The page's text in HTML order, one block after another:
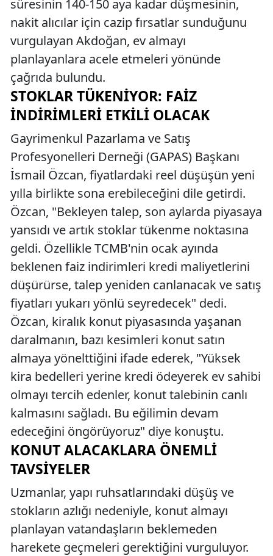
süresinin 140-150 aya kadar düşmesinin,
nakit alıcılar için cazip fırsatlar sunduğunu
vurgulayan Akdoğan, ev almayı
planlayanlara acele etmeleri yönünde
çağrıda bulundu.
STOKLAR TÜKENIYOR: FAIZ
İNDIRIMLERI ETKILI OLACAK
Gayrimenkul Pazarlama ve Satış
Profesyonelleri Derneği (GAPAS) Başkanı
İsmail Özcan, fiyatlardaki reel düşüşün yeni
yılla birlikte sona erebileceğini dile getirdi.
Özcan, "Bekleyen talep, son aylarda piyasaya
yansıdı ve artık stoklar tükenme noktasına
geldi. Özellikle TCMB'nin ocak ayında
beklenen faiz indirimleri kredi maliyetlerini
düşürürse, talep yeniden canlanacak ve satış
fiyatları yukarı yönlü seyredecek" dedi.
Özcan, kiralık konut piyasasında yaşanan
daralmanın, bazı kesimleri konut satın
almaya yönelttiğini ifade ederek, "Yüksek
kira bedelleri yerine kredi ödeyerek ev sahibi
olmayı tercih edenler, konut talebinin canlı
kalmasını sağladı. Bu eğilimin devam
edeceğini öngörüyoruz" diye konuştu.
KONUT ALACAKLARA ÖNEMLI
TAVSIYELER
Uzmanlar, yapı ruhsatlarındaki düşüş ve
stokların azlığı nedeniyle, konut almayı
planlayan vatandaşların beklemeden
harekete geçmeleri gerektiğini vurguluyor.